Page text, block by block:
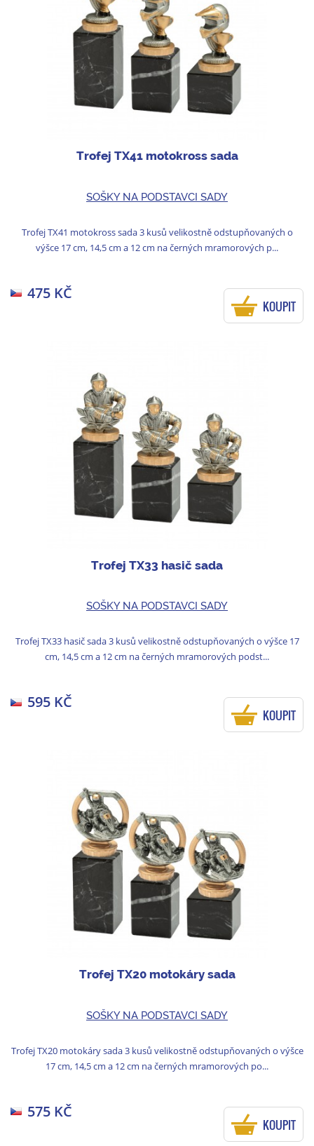
Trofej TX41 motokross sada
SOŠKY NA PODSTAVCI SADY
Trofej TX41 motokross sada 3 kusů velikostně odstupňovaných o
výšce 17 cm, 14,5 cm a 12 cm na černých mramorových p...
475 KČ
KOUPIT
Trofej TX33 hasič sada
SOŠKY NA PODSTAVCI SADY
Trofej TX33 hasič sada 3 kusů velikostně odstupňovaných o výšce 17
cm, 14,5 cm a 12 cm na černých mramorových podst...
595 KČ
KOUPIT
Trofej TX20 motokáry sada
SOŠKY NA PODSTAVCI SADY
Trofej TX20 motokáry sada 3 kusů velikostně odstupňovaných o výšce
17 cm, 14,5 cm a 12 cm na černých mramorových po...
575 KČ
KOUPIT